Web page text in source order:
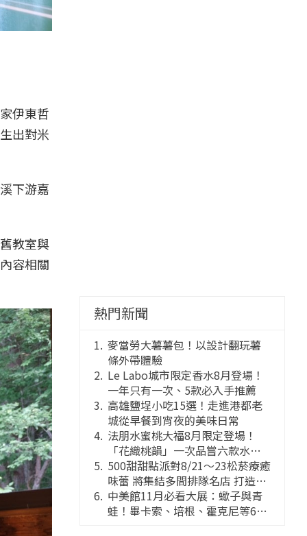
伊東哲
出對米
下游嘉
教室與
容相關
熱門新聞
麥當勞大薯薯包！以設計翻玩薯
條外帶體驗
Le Labo城市限定香水8月登場！
一年只有一次、5款必入手推薦
高雄鹽埕小吃15選！走進港都老
城從早餐到宵夜的美味日常
法朋水蜜桃大福8月限定登場！
「花織桃韻」一次品嘗六款水蜜
桃花果大福
500甜甜點派對8/21～23松菸療癒
味蕾 將集結多間排隊名店 打造靈
感創意的舞台
中美館11月必看大展：蠍子與青
蛙！畢卡索、培根、霍克尼等66